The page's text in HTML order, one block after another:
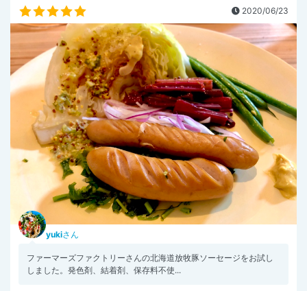
2020/06/23
yukiさん
ファーマーズファクトリーさんの北海道放牧豚ソーセージをお試し
しました。発色剤、結着剤、保存料不使...